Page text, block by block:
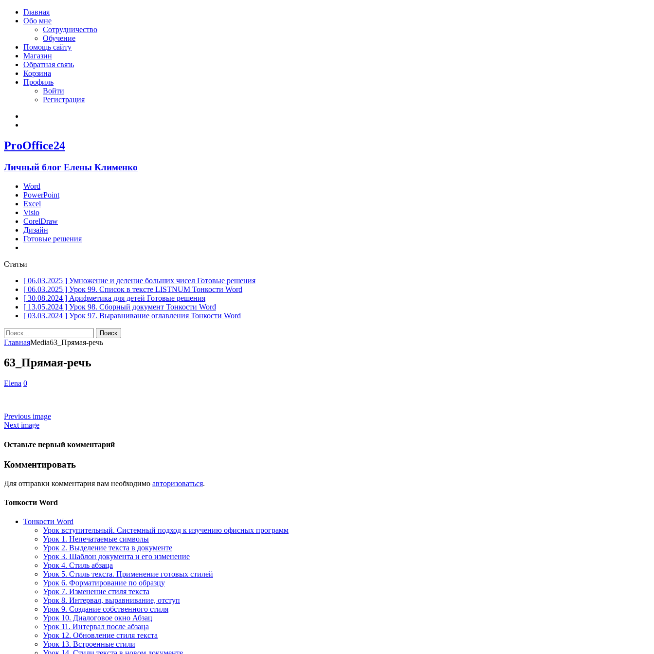
Главная
Обо мне
Сотрудничество
Обучение
Помощь сайту
Магазин
Обратная связь
Корзина
Профиль
Войти
Регистрация
ProOffice24
Личный блог Елены Клименко
Word
PowerPoint
Excel
Visio
CorelDraw
Дизайн
Готовые решения
Статьи
[ 06.03.2025 ] Умножение и деление больших чисел Готовые решения
[ 06.03.2025 ] Урок 99. Список в тексте LISTNUM Тонкости Word
[ 30.08.2024 ] Арифметика для детей Готовые решения
[ 13.05.2024 ] Урок 98. Сборный документ Тонкости Word
[ 03.03.2024 ] Урок 97. Выравнивание оглавления Тонкости Word
Найти:
ГлавнаяMedia63_Прямая-речь
63_Прямая-речь
Elena 0
Previous image
Next image
Оставьте первый комментарий
Комментировать
Для отправки комментария вам необходимо авторизоваться.
Тонкости Word
Тонкости Word
Урок вступительный. Системный подход к изучению офисных программ
Урок 1. Непечатаемые символы
Урок 2. Выделение текста в документе
Урок 3. Шаблон документа и его изменение
Урок 4. Стиль абзаца
Урок 5. Стиль текста. Применение готовых стилей
Урок 6. Форматирование по образцу
Урок 7. Изменение стиля текста
Урок 8. Интервал, выравнивание, отступ
Урок 9. Создание собственного стиля
Урок 10. Диалоговое окно Абзац
Урок 11. Интервал после абзаца
Урок 12. Обновление стиля текста
Урок 13. Встроенные стили